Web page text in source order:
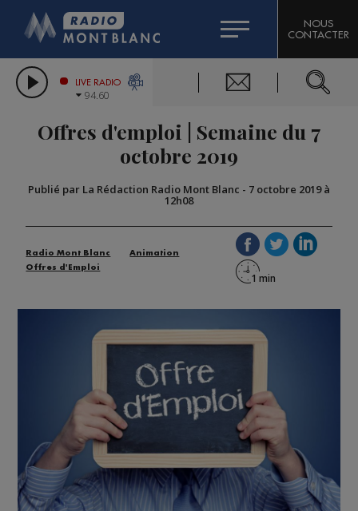
LES CHRONIQUES DE L'EXPERT
CITIZEN MACHINERY
GRAND MASSIF DOMAINES SKIABLES
BIGARD
COMPAGNIE DU MONT-BLANC
NOUS
CONTACTER
LIVE RADIO
94.60
Offres d'emploi | Semaine du 7
octobre 2019
Publié par La Rédaction Radio Mont Blanc - 7 octobre 2019 à
12h08
Radio Mont Blanc
Animation
Offres d'Emploi